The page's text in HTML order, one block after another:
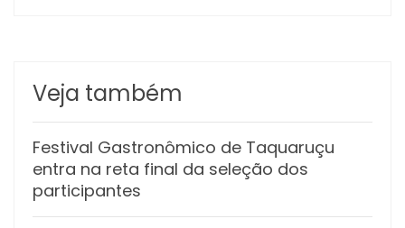
Veja também
Festival Gastronômico de Taquaruçu
entra na reta final da seleção dos
participantes